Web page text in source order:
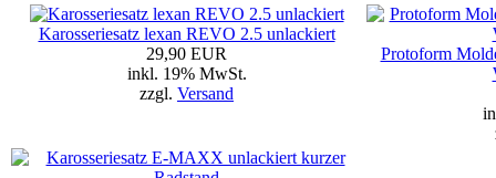
Karosseriesatz lexan REVO 2.5 unlackiert
29,90 EUR
inkl. 19% MwSt.
zzgl. Versand
Protoform